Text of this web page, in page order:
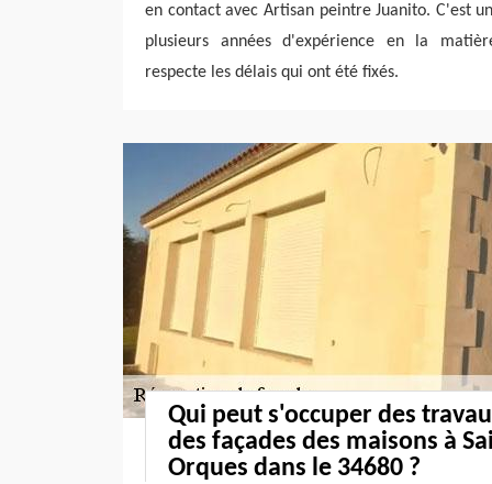
en contact avec Artisan peintre Juanito. C'est
plusieurs années d'expérience en la
respecte les délais qui ont été fixés.
Qui peut s'occuper des
des façades des maisons à
Orques dans le 34680 ?